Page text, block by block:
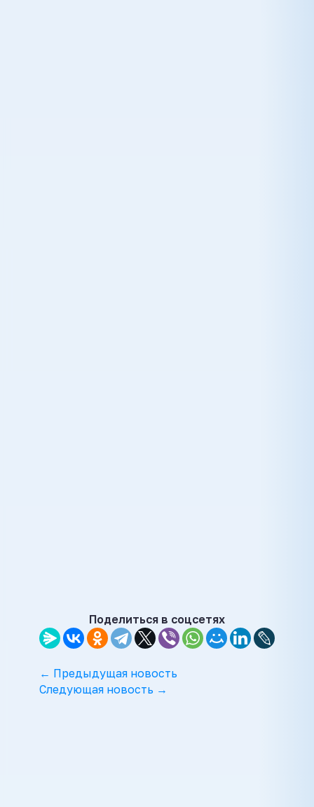
Поделиться в соцсетях
← Предыдущая новость
Следующая новость →